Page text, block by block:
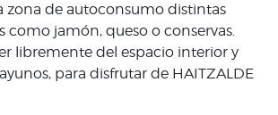
zona de autoconsumo distintas
como jamón, queso o conservas.
libremente del espacio interior y
para disfrutar de HAITZALDE